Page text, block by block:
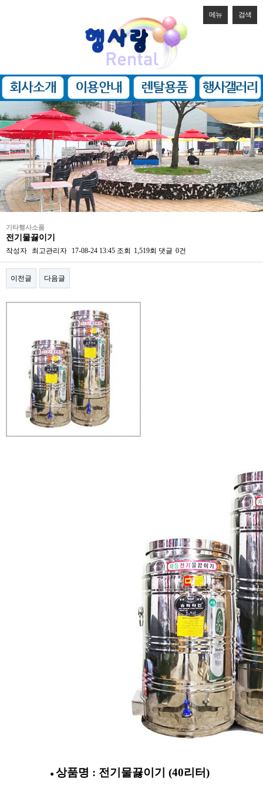
메뉴 검색
기타행사소품
전기물끓이기
작성자 최고관리자 17-08-24 13:45 조회 1,519회 댓글 0건
이전글 다음글
● 상품명 : 전기물끓이기 (40리터)